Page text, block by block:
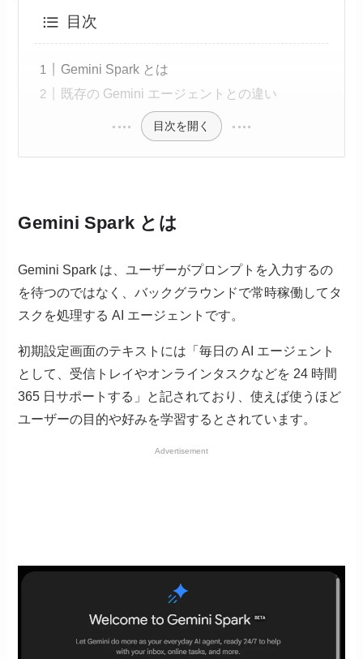
目次
Gemini Spark とは
既存の Gemini エージェントとの違い
目次を開く
Gemini Spark とは
Gemini Spark は、ユーザーがプロンプトを入力するの
を待つのではなく、バックグラウンドで常時稼働してタ
スクを処理する AI エージェントです。
初期設定画面のテキストには「毎日の AI エージェント
として、受信トレイやオンラインタスクなどを 24 時間
365 日サポートする」と記されており、使えば使うほど
ユーザーの目的や好みを学習するとされています。
Advertisement